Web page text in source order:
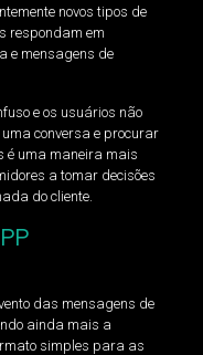
novos tipos de
respondam em
e mensagens de
e os usuários não
conversa e procurar
é uma maneira mais
a tomar decisões
do cliente.
das mensagens de
ainda mais a
simples para as